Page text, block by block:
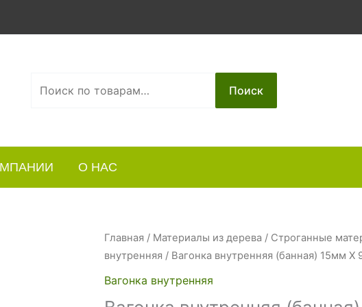
Поиск
О НАС
Главная / Материалы из дерева / Строганные
внутренняя / Вагонка внутренняя (банная) 15мм Х
Вагонка внутренняя